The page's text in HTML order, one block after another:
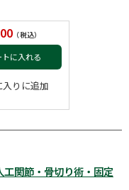
（税込）
トに入れる
入りに追加
関節・骨切り術・固定